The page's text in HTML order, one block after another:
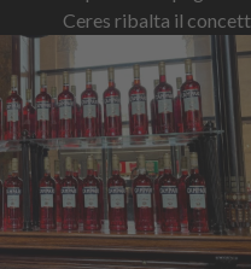
Ceres ribalta il